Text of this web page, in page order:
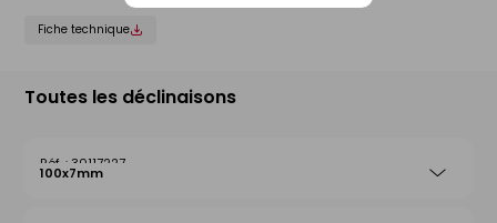
Fiche technique
Toutes les déclinaisons
30117227
100x7mm